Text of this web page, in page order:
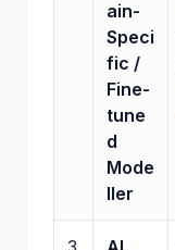
ain-
Speci
fic /
Fine-
tune
d
Mode
ller